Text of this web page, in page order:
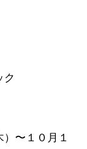
ク
〜１０月１